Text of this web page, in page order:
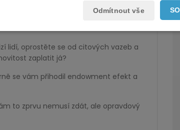
lidí, oprostěte se od citových vazeb a
zaplatit já?
se vám přihodil endowment efekt a
to zprvu nemusí zdát, ale opravdový
Odmítnout vše